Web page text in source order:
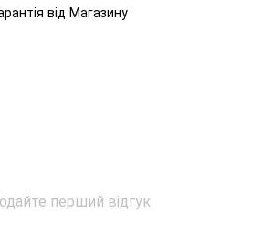
від Магазину
перший відгук